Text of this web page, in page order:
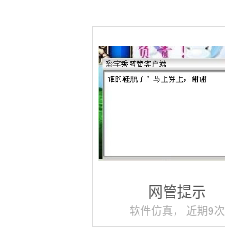
网管提示
软件仿真， 近期9次